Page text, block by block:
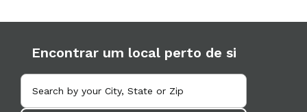
Encontrar um local perto de si